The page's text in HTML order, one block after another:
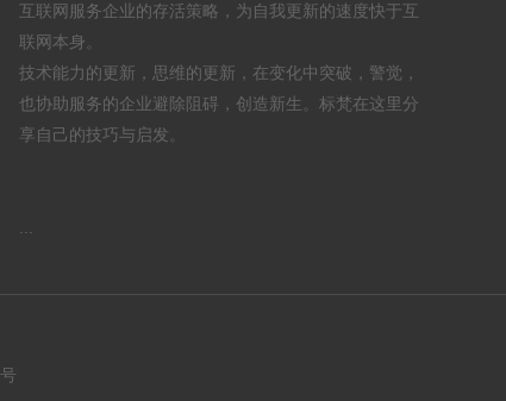
互联网服务企业的存活策略，为自我更新的速度快于互
联网本身。
技术能力的更新，思维的更新，在变化中突破，警觉，
也协助服务的企业避除阻碍，创造新生。标梵在这里分
享自己的技巧与启发。